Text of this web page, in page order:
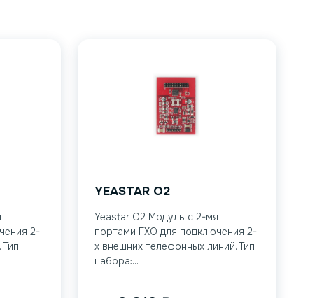
2-
YEASTAR O2
Yeastar O2 Модуль с 2-мя
портами FXO для подключения 2-
х внешних телефонных линий. Тип
набора:...